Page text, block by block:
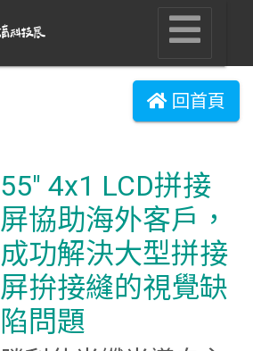
回首頁
55" 4x1 LCD拼接
屏協助海外客戶，
成功解決大型拼接
屏拚接縫的視覺缺
陷問題